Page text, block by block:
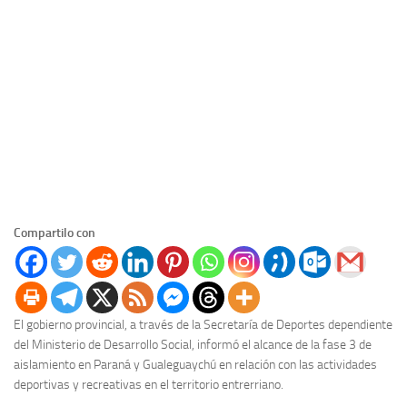
Compartilo con
El gobierno provincial, a través de la Secretaría de Deportes dependiente
del Ministerio de Desarrollo Social, informó el alcance de la fase 3 de
aislamiento en Paraná y Gualeguaychú en relación con las actividades
deportivas y recreativas en el territorio entrerriano.